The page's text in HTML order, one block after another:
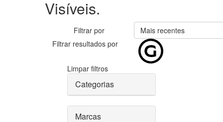
Visíveis.
Filtrar por
Mais recentes
Filtrar resultados por
Limpar filtros
Categorias
Marcas